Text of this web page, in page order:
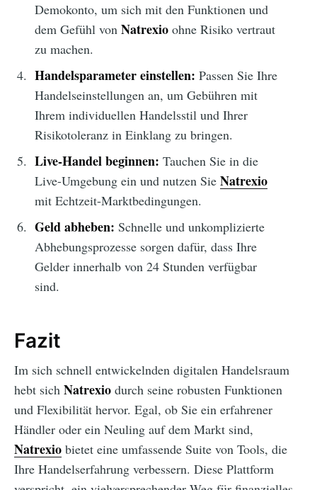
Demokonto, um sich mit den Funktionen und
dem Gefühl von Natrexioohne Risiko vertraut
zu machen.
Handelsparameter einstellen: Passen Sie Ihre
Handelseinstellungen an, um Gebühren mit
Ihrem individuellen Handelsstil und Ihrer
Risikotoleranz in Einklang zu bringen.
Live-Handel beginnen: Tauchen Sie in die
Live-Umgebung ein und nutzen Sie Natrexio
mit Echtzeit-Marktbedingungen.
Geld abheben: Schnelle und unkomplizierte
Abhebungsprozesse sorgen dafür, dass Ihre
Gelder innerhalb von 24 Stunden verfügbar
sind.
Fazit
Im sich schnell entwickelnden digitalen Handelsraum
hebt sich Natrexio durch seine robusten Funktionen
und Flexibilität hervor. Egal, ob Sie ein erfahrener
Händler oder ein Neuling auf dem Markt sind,
Natrexio bietet eine umfassende Suite von Tools, die
Ihre Handelserfahrung verbessern. Diese Plattform